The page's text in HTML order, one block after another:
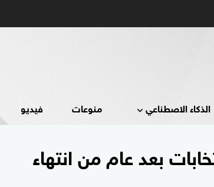
الذكاء الاصطناعي منوعات فيديو
بعد عام من انتهاء